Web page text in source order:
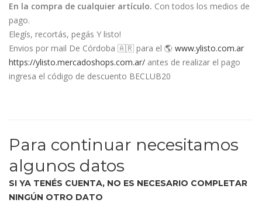
En la compra de cualquier artículo. Con todos los medios de
pago.
Elegís, recortás, pegás Y listo!
Envios por mail De Córdoba 🇦🇷 para el 🌎 www.ylisto.com.ar
https://ylisto.mercadoshops.com.ar/ antes de realizar el pago
ingresa el código de descuento BECLUB20
Para continuar necesitamos
algunos datos
SI YA TENÉS CUENTA, NO ES NECESARIO COMPLETAR
NINGÚN OTRO DATO